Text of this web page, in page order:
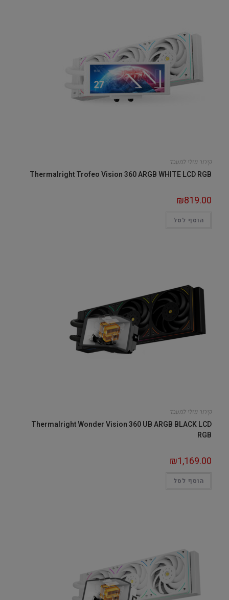
קירור נוזלי למעבד
Thermalright Trofeo Vision 360 ARGB WHITE LCD RGB
₪819.00
הוסף לסל
קירור נוזלי למעבד
Thermalright Wonder Vision 360 UB ARGB BLACK LCD
RGB
₪1,169.00
הוסף לסל